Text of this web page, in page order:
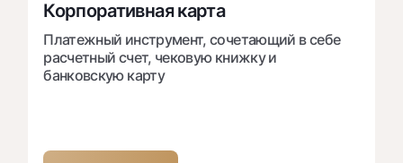
Корпоративная карта
Платежный инструмент, сочетающий в себе
расчетный счет, чековую книжку и
банковскую карту